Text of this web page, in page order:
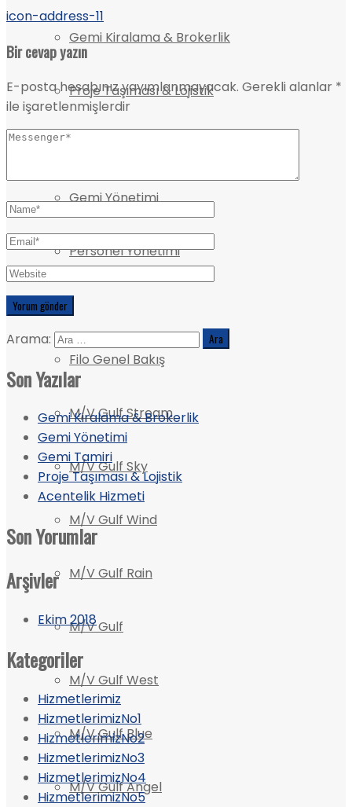
Gemi Kiralama & Brokerlik
Proje Taşıması & Lojistik
Gemi Yönetimi
Personel Yönetimi
Filo
Filo Genel Bakış
M/V Gulf Stream
M/V Gulf Sky
M/V Gulf Wind
M/V Gulf Rain
M/V Gulf
M/V Gulf West
M/V Gulf Blue
M/V Gulf Angel
icon-address-11
Bir cevap yazın
E-posta hesabınız yayımlanmayacak. Gerekli alanlar *
ile işaretlenmişlerdir
Arama:
Son Yazılar
Gemi Kiralama & Brokerlik
Gemi Yönetimi
Gemi Tamiri
Proje Taşıması & Lojistik
Acentelik Hizmeti
Son Yorumlar
Arşivler
Ekim 2018
Kategoriler
Hizmetlerimiz
HizmetlerimizNo1
HizmetlerimizNo2
HizmetlerimizNo3
HizmetlerimizNo4
HizmetlerimizNo5